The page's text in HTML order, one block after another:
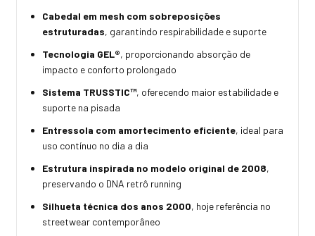
Cabedal em mesh com sobreposições
estruturadas, garantindo respirabilidade e suporte
Tecnologia GEL®, proporcionando absorção de
impacto e conforto prolongado
Sistema TRUSSTIC™, oferecendo maior estabilidade e
suporte na pisada
Entressola com amortecimento eficiente, ideal para
uso contínuo no dia a dia
Estrutura inspirada no modelo original de 2008,
preservando o DNA retrô running
Silhueta técnica dos anos 2000, hoje referência no
streetwear contemporâneo